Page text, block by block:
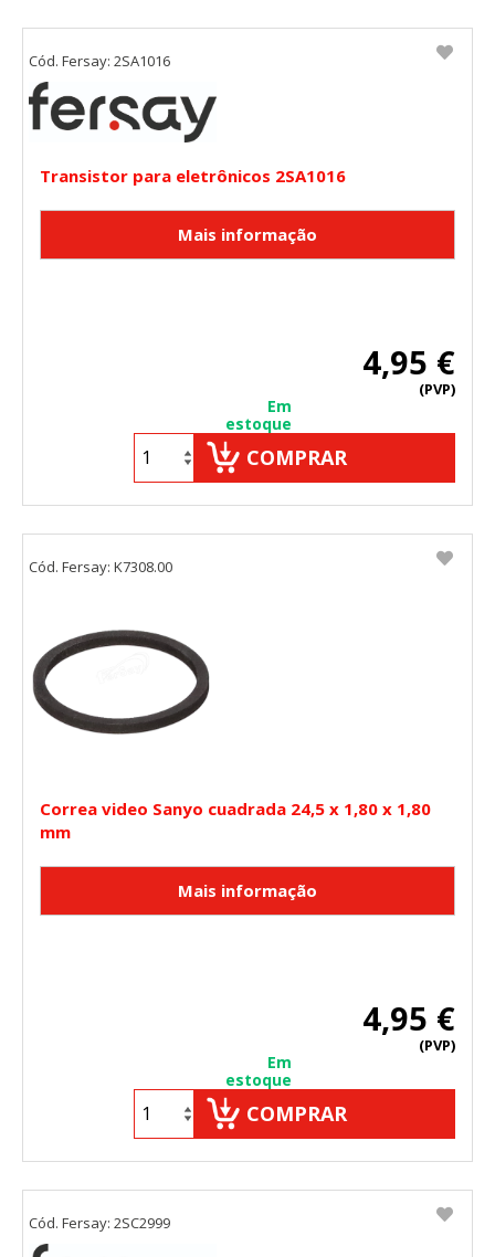
Transistor para eletrônicos 2SA1016
4,95 €
(PVP)
Em
estoque
COMPRAR
Cód. Fersay: 2SA1016
Correa video Sanyo cuadrada 24,5 x 1,80 x 1,80
mm
4,95 €
(PVP)
Em
estoque
COMPRAR
Cód. Fersay: K7308.00
Cód. Fersay: 2SC2999